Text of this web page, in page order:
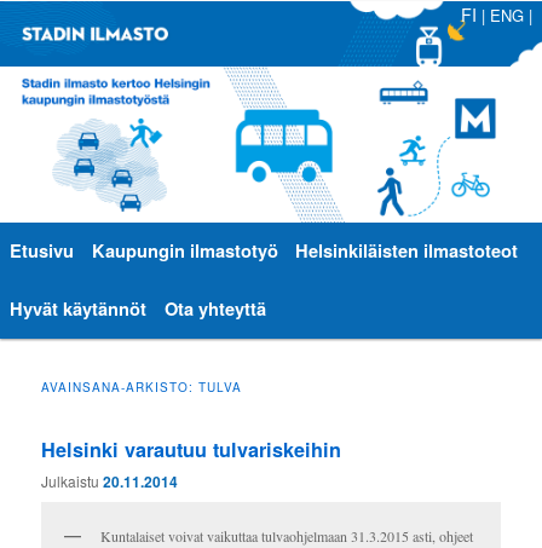
FI | ENG|
Päävalikko
Siirry
sisältöön
Siirry
toissijaiseen
Etusivu Kaupungin ilmastotyö Helsinkiläisten ilmastoteot
Hyvät käytännöt Ota yhteyttä
AVAINSANA-ARKISTO:TULVA
Helsinki varautuu tulvariskeihin
Julkaistu20.11.2014
Kuntalaiset voivat vaikuttaa tulvaohjelmaan 31.3.2015 asti, ohjeet